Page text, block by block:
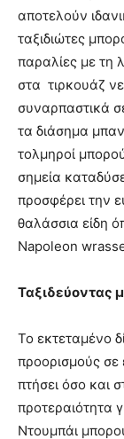
αποτελούν
ταξιδιώτες
παραλίες με τη
στα τιρκουάζ
συναρπαστικά
τα διάσημα
τολμηροί
σημεία
προσφέρει την
θαλάσσια είδη
Napoleon
Ταξιδεύοντας
Το εκτεταμένο
προορισμούς σε
πτήσει όσο και
προτεραιότητα
Ντουμπάι